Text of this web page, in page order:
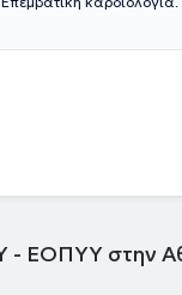
- ΕΟΠΥΥ στην